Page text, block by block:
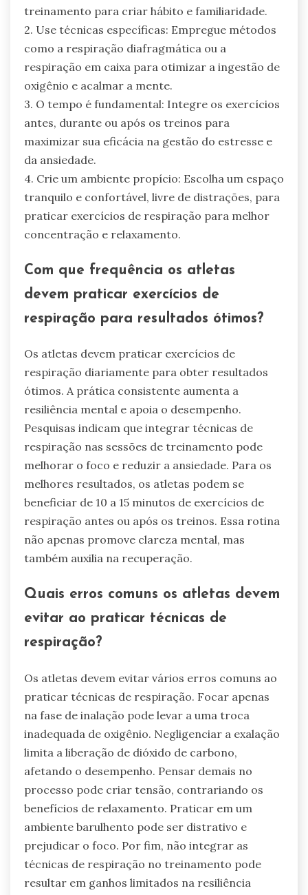
treinamento para criar hábito e familiaridade.
2. Use técnicas específicas: Empregue métodos
como a respiração diafragmática ou a
respiração em caixa para otimizar a ingestão de
oxigênio e acalmar a mente.
3. O tempo é fundamental: Integre os exercícios
antes, durante ou após os treinos para
maximizar sua eficácia na gestão do estresse e
da ansiedade.
4. Crie um ambiente propício: Escolha um espaço
tranquilo e confortável, livre de distrações, para
praticar exercícios de respiração para melhor
concentração e relaxamento.
Com que frequência os atletas
devem praticar exercícios de
respiração para resultados ótimos?
Os atletas devem praticar exercícios de
respiração diariamente para obter resultados
ótimos. A prática consistente aumenta a
resiliência mental e apoia o desempenho.
Pesquisas indicam que integrar técnicas de
respiração nas sessões de treinamento pode
melhorar o foco e reduzir a ansiedade. Para os
melhores resultados, os atletas podem se
beneficiar de 10 a 15 minutos de exercícios de
respiração antes ou após os treinos. Essa rotina
não apenas promove clareza mental, mas
também auxilia na recuperação.
Quais erros comuns os atletas devem
evitar ao praticar técnicas de
respiração?
Os atletas devem evitar vários erros comuns ao
praticar técnicas de respiração. Focar apenas
na fase de inalação pode levar a uma troca
inadequada de oxigênio. Negligenciar a exalação
limita a liberação de dióxido de carbono,
afetando o desempenho. Pensar demais no
processo pode criar tensão, contrariando os
benefícios de relaxamento. Praticar em um
ambiente barulhento pode ser distrativo e
prejudicar o foco. Por fim, não integrar as
técnicas de respiração no treinamento pode
resultar em ganhos limitados na resiliência